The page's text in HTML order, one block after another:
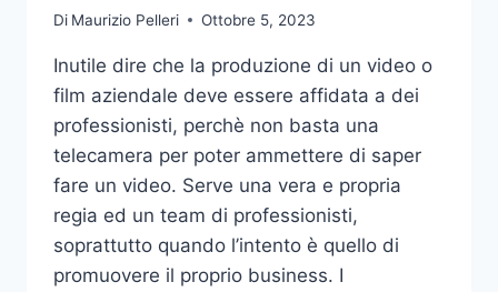
Di Maurizio Pelleri Ottobre 5, 2023
Inutile dire che la produzione di un video o
film aziendale deve essere affidata a dei
professionisti, perchè non basta una
telecamera per poter ammettere di saper
fare un video. Serve una vera e propria
regia ed un team di professionisti,
soprattutto quando l’intento è quello di
promuovere il proprio business. I